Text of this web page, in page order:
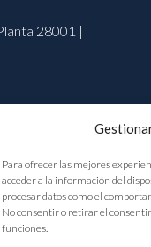
Para ofrecer las mejores
acceder a la información del
procesar datos como el
No consentir o retirar el
funciones.
28001 |